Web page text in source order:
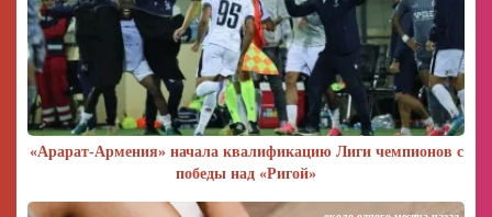
«Арарат‑Армения» начала квалификацию Лиги чемпионов с
победы над «Ригой»